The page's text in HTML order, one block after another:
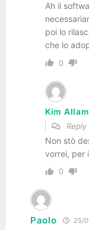
Ah il
poi lo
che lo
0
Kim
Non stò
vorrei, per
0
Paolo 25/